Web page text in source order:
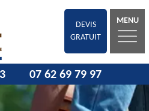
DEVIS
GRATUIT
MENU
07 62 69 79 97